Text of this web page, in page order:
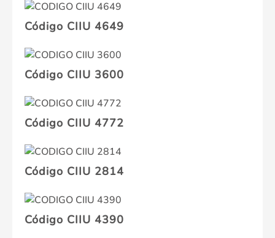
Código CIIU 4649
Código CIIU 3600
Código CIIU 4772
Código CIIU 2814
Código CIIU 4390